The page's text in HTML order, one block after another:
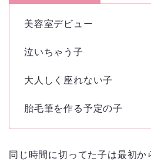
美容室デビュー
泣いちゃう子
大人しく座れない子
胎毛筆を作る予定の子
同じ時間に切ってた子は最初か